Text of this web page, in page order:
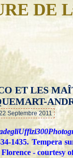
DE
ET LES
Septembre 2011
1435. Tempera
-